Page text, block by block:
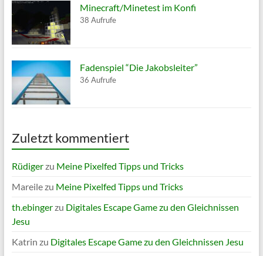
Minecraft/Minetest im Konfi
38 Aufrufe
Fadenspiel “Die Jakobsleiter”
36 Aufrufe
Zuletzt kommentiert
Rüdigerzu Meine Pixelfed Tipps und Tricks
Mareilezu Meine Pixelfed Tipps und Tricks
th.ebingerzu Digitales Escape Game zu den Gleichnissen
Jesu
Katrin zu Digitales Escape Game zu den Gleichnissen Jesu